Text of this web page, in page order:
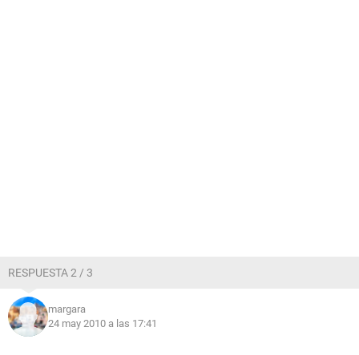
RESPUESTA 2 / 3
margara
24 may 2010 a las 17:41